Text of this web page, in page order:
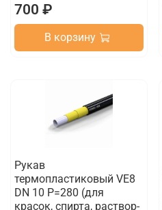
700 ₽
В корзину
Рукав
термопластиковый VE8
DN 10 P=280 (для
красок, спирта, раствор-